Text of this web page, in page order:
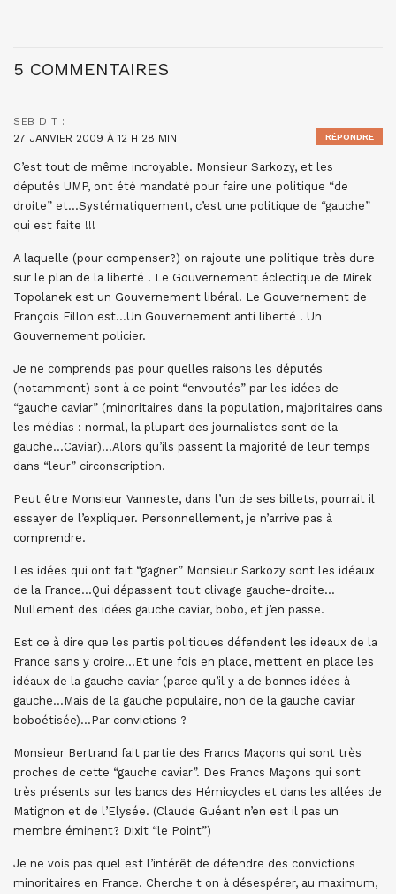
5 COMMENTAIRES
SEB DIT :
27 JANVIER 2009 À 12 H 28 MIN
C’est tout de même incroyable. Monsieur Sarkozy, et les
députés UMP, ont été mandaté pour faire une politique “de
droite” et…Systématiquement, c’est une politique de “gauche”
qui est faite !!!
A laquelle (pour compenser?) on rajoute une politique très dure
sur le plan de la liberté ! Le Gouvernement éclectique de Mirek
Topolanek est un Gouvernement libéral. Le Gouvernement de
François Fillon est…Un Gouvernement anti liberté ! Un
Gouvernement policier.
Je ne comprends pas pour quelles raisons les députés
(notamment) sont à ce point “envoutés” par les idées de
“gauche caviar” (minoritaires dans la population, majoritaires dans
les médias : normal, la plupart des journalistes sont de la
gauche…Caviar)…Alors qu’ils passent la majorité de leur temps
dans “leur” circonscription.
Peut être Monsieur Vanneste, dans l’un de ses billets, pourrait il
essayer de l’expliquer. Personnellement, je n’arrive pas à
comprendre.
Les idées qui ont fait “gagner” Monsieur Sarkozy sont les idéaux
de la France…Qui dépassent tout clivage gauche-droite…
Nullement des idées gauche caviar, bobo, et j’en passe.
Est ce à dire que les partis politiques défendent les ideaux de la
France sans y croire…Et une fois en place, mettent en place les
idéaux de la gauche caviar (parce qu’il y a de bonnes idées à
gauche…Mais de la gauche populaire, non de la gauche caviar
boboétisée)…Par convictions ?
Monsieur Bertrand fait partie des Francs Maçons qui sont très
proches de cette “gauche caviar”. Des Francs Maçons qui sont
très présents sur les bancs des Hémicycles et dans les allées de
Matignon et de l’Elysée. (Claude Guéant n’en est il pas un
membre éminent? Dixit “le Point”)
Je ne vois pas quel est l’intérêt de défendre des convictions
minoritaires en France. Cherche t on à désespérer, au maximum,
RÉPONDRE